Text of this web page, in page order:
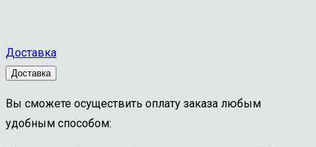
Доставка
Доставка
Вы сможете осуществить оплату заказа любым
удобным способом: